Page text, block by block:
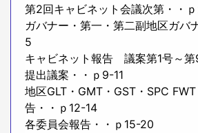
第2回キャビネット会議次第・・
ガバナー・第一・第二副地区ガバ
5
キャビネット報告 議案第1号～
提出議案・・ｐ9-11
地区GLT・GMT・GST・SPC
告・・ｐ12-14
各委員会報告・・ｐ15-20